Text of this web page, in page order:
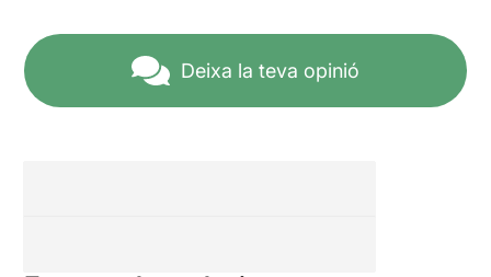
Deixa la teva opinió